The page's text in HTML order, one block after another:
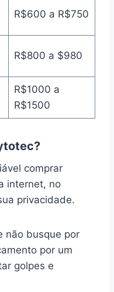
R$600 a R$750
R$800 a $980
R$1000 a
R$1500
comprar
internet, no
privacidade.
não busque por
por um
golpes e